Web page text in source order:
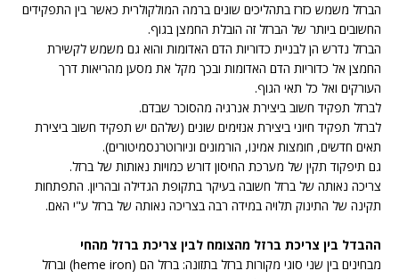
הברזל משמש כזרז בתהליכים שונים ברמה המולקולרית כאשר בין התפקידים
החשובים ביותר של הברזל זה הובלת החמצן בגוף.
הברזל נדרש הן לבניית כדוריות הדם האדומות והוא גם משמש לקשירת
החמצן אל כדוריות הדם האדומות ובכך מקל את מסען מהריאות דרך
העורקים ואל כל תאי הגוף.
לברזל תפקיד חשוב ביצירת אנרגיה מהסוכר שבדם.
לברזל תפקיד חיוני ביצירת אנזימים שונים (שלהם יש תפקיד חשוב ביצירת
תאים חדשים, חומצות אמינו, הורמונים וניורוטרנסמיטורים).
גם תיפקוד תקין של מערכת החיסון דורש כמויות נאותות של ברזל.
צריכה נאותה של ברזל חשובה בעיקר בתקופת הגדילה ובהריון. התפתחות
תקינה של התינוק תלויה במידה רבה בצריכה נאותה של ברזל ע"י האם.
ההבדל בין צריכת ברזל מהצומח לבין צריכת ברזל מהחי
מבחינים בין שני סוגי מקורות ברזל בתזונה: ברזל הם (heme iron) וברזל